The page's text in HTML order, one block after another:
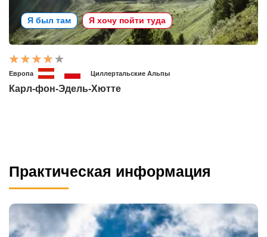
Я был там Я хочу пойти туда
Европа Циллертальские Альпы
Карл-фон-Эдель-Хютте
Практическая информация